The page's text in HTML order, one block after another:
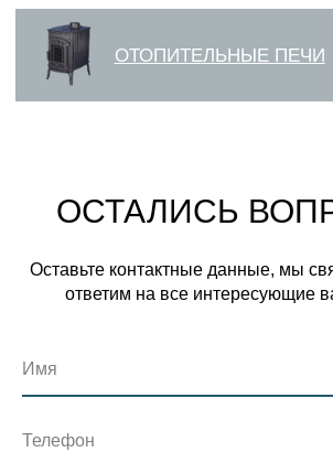
ОСТАЛИСЬ
Оставьте контактные данные, мы
ответим на все интересующие
Имя
Телефон